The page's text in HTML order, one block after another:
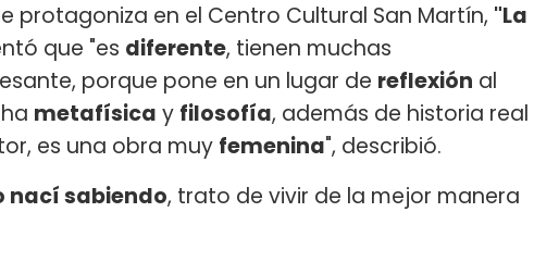
protagoniza en el Centro Cultural San Martín, "La
que "es diferente, tienen muchas
porque pone en un lugar de reflexión al
metafísica y filosofía, además de historia real
es una obra muy femenina", describió.
nací sabiendo, trato de vivir de la mejor manera